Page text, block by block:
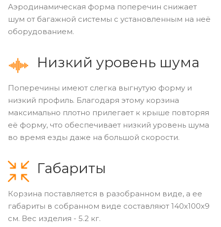
Аэродинамическая форма поперечин снижает
шум от багажной системы с установленным на неё
оборудованием.
Низкий уровень шума
Поперечины имеют слегка выгнутую форму и
низкий профиль. Благодаря этому корзина
максимально плотно прилегает к крыше повторяя
её форму, что обеспечивает низкий уровень шума
во время езды даже на большой скорости.
Габариты
Корзина поставляется в разобранном виде, а ее
габариты в собранном виде составляют 140х100х9
см. Вес изделия - 5.2 кг.